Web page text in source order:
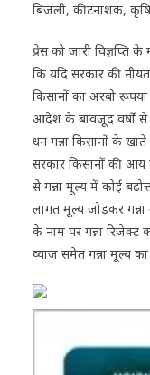
बिजली, कीटनाशक, कृषि
प्रेस को जारी विज्ञप्ति
कि यदि सरकार की नीयत
किसानों का अरबो
आदेश के बावजूद वर्षो से
धन गन्ना किसानों के
सरकार किसानों की आय
से गन्ना मूल्य में कोई
लागत मूल्य जोड़कर
के नाम पर गन्ना
व्याज समेत गन्ना मूल्य